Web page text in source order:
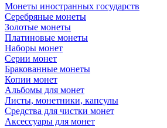
Монеты иностранных государств
Серебряные монеты
Золотые монеты
Платиновые монеты
Наборы монет
Серии монет
Бракованные монеты
Копии монет
Альбомы для монет
Листы, монетники, капсулы
Средства для чистки монет
Аксессуары для монет